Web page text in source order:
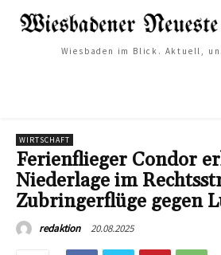
Wiesbaden im Blick. Aktuell,
WIRTSCHAFT
Ferienflieger Condor
Niederlage im
Zubringerflüge gegen
redaktion 20.08.2025